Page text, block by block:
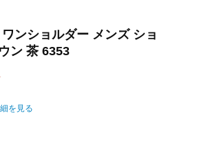
ンショルダー メンズ ショ
ン 茶 6353
を見る